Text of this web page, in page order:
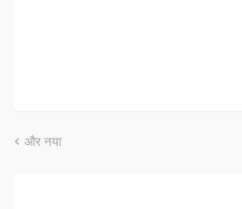
और नया